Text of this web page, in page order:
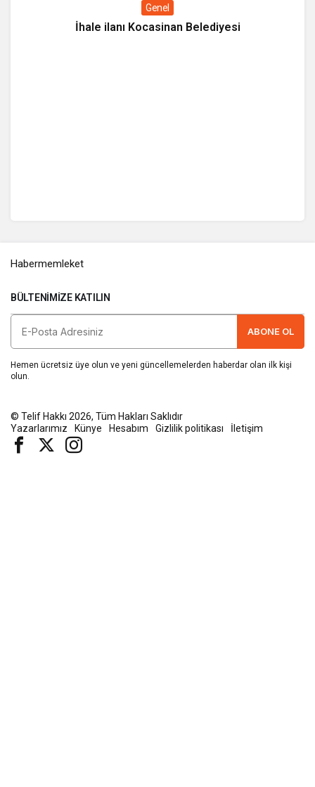
Genel
İhale ilanı Kocasinan Belediyesi
Habermemleket
BÜLTENIMIZE KATILIN
ABONE OL
Hemen ücretsiz üye olun ve yeni güncellemelerden haberdar olan ilk kişi
olun.
© Telif Hakkı 2026, Tüm Hakları Saklıdır
Yazarlarımız
Künye Hesabım Gizlilik politikası İletişim